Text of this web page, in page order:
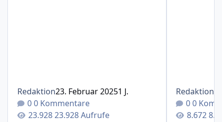
Redaktion23. Februar 20251 J.
0 Kommentare
23.928 Aufrufe
Redaktion
0